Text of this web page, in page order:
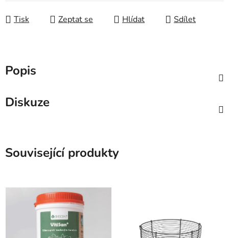
Tisk
Zeptat se Hlídat Sdílet
Popis
Diskuze
Související produkty